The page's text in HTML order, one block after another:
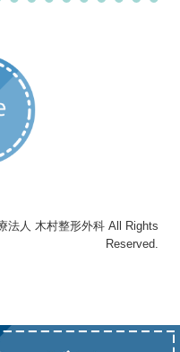
法人 木村整形外科 All Rights
Reserved.